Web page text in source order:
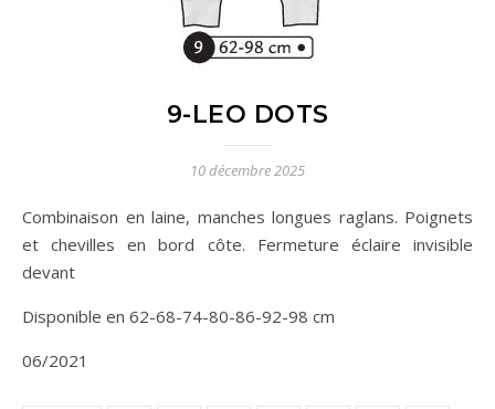
9-LEO DOTS
10 décembre 2025
Combinaison en laine, manches longues raglans. Poignets
et chevilles en bord côte. Fermeture éclaire invisible
devant
Disponible en 62-68-74-80-86-92-98 cm
06/2021